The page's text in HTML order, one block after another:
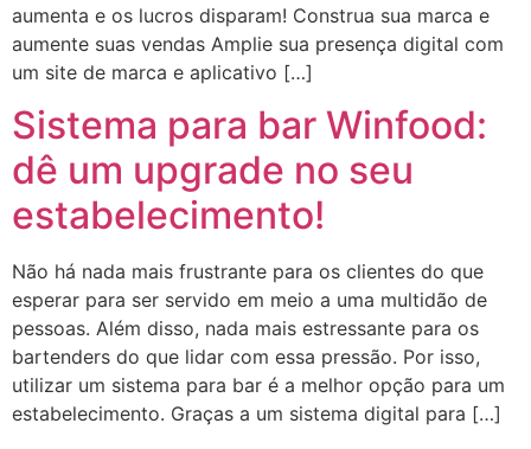
aumenta e os lucros disparam! Construa sua marca e
aumente suas vendas Amplie sua presença digital com
um site de marca e aplicativo […]
Sistema para bar Winfood:
dê um upgrade no seu
estabelecimento!
Não há nada mais frustrante para os clientes do que
esperar para ser servido em meio a uma multidão de
pessoas. Além disso, nada mais estressante para os
bartenders do que lidar com essa pressão. Por isso,
utilizar um sistema para bar é a melhor opção para um
estabelecimento. Graças a um sistema digital para […]